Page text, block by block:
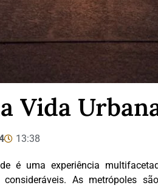
Vida
13:38
é uma experiência
As metrópoles